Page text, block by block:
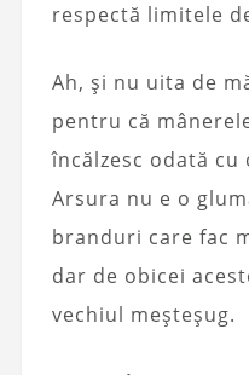
respectă limitele
Ah, și nu uita de
pentru că
încălzesc odată cu
Arsura nu e o
branduri care fac
dar de obicei
vechiul meșteșug.